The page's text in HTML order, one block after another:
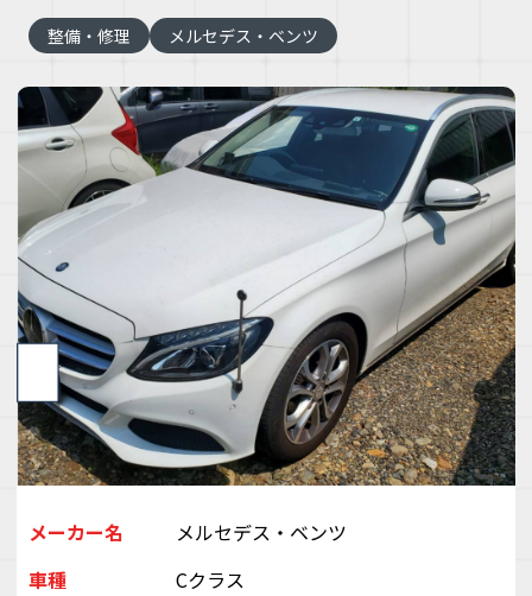
整備・修理 メルセデス・ベンツ
メーカー名
メルセデス・ベンツ
車種
Cクラス